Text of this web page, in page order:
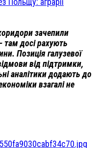
зачепили
там досі рахують
Позиція галузевої
від підтримки,
аналітики додають до
взагалі не